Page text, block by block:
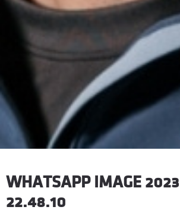
WHATSAPP IMAGE
22.48.10